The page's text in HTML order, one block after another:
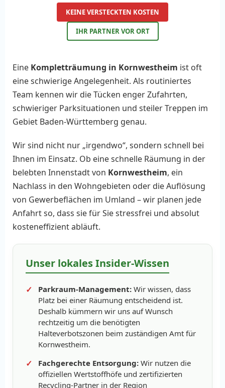
KEINE VERSTECKTEN KOSTEN
IHR PARTNER VOR ORT
Eine Kompletträumung in Kornwestheim ist oft
eine schwierige Angelegenheit. Als routiniertes
Team kennen wir die Tücken enger Zufahrten,
schwieriger Parksituationen und steiler Treppen im
Gebiet Baden-Württemberg genau.
Wir sind nicht nur „irgendwo“, sondern schnell bei
Ihnen im Einsatz. Ob eine schnelle Räumung in der
belebten Innenstadt von Kornwestheim, ein
Nachlass in den Wohngebieten oder die Auflösung
von Gewerbeflächen im Umland – wir planen jede
Anfahrt so, dass sie für Sie stressfrei und absolut
kosteneffizient abläuft.
Unser lokales Insider-Wissen
Parkraum-Management: Wir wissen, dass
Platz bei einer Räumung entscheidend ist.
Deshalb kümmern wir uns auf Wunsch
rechtzeitig um die benötigten
Halteverbotszonen beim zuständigen Amt für
Kornwestheim.
Fachgerechte Entsorgung: Wir nutzen die
offiziellen Wertstoffhöfe und zertifizierten
Recycling-Partner in der Region